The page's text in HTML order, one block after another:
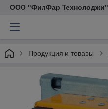
ООО "ФилФар Технолоджи"
Продукция и товары